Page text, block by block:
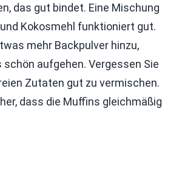
das gut bindet. Eine Mischung
Kokosmehl funktioniert gut.
mehr Backpulver hinzu,
aufgehen. Vergessen Sie
Zutaten gut zu vermischen.
dass die Muffins gleichmäßig